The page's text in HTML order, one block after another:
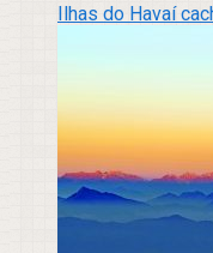
Ilhas do Havaí